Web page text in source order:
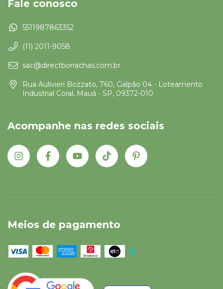
Fale conosco
5511987863352
(11) 2011-9058
sac@directborrachas.com.br
Rua Aulivieri Bozzato, 760, Galpão 04 - Loteamento
Industrial Coral, Mauá - SP, 09372-010
Acompanhe nas redes sociais
Meios de pagamento